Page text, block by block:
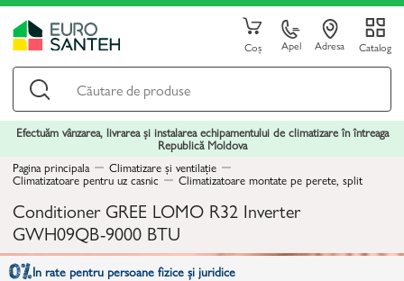
Coș Apel Adresa Catalog
Efectuăm vânzarea, livrarea și instalarea echipamentului de climatizare în întreaga
Republică Moldova
Pagina principala
Climatizare și ventilație
Climatizatoare pentru uz casnic Climatizatoare montate pe perete, split
Conditioner GREE LOMO R32 Inverter
GWH09QB-9000 BTU
In rate pentru persoane fizice și juridice